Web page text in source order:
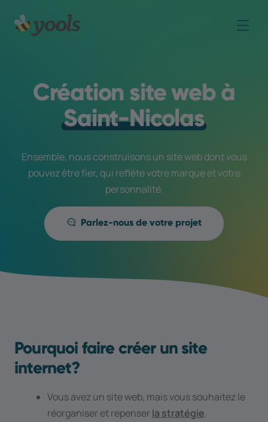
Création site web à
Saint-Nicolas
Ensemble, nous construisons un site web dont vous
pouvez être fier, qui reflète votre marque et votre
personnalité.
Parlez-nous de votre projet
Pourquoi faire créer un site
internet?
Vous avez un site web, mais vous souhaitez le
réorganiser et repenser la stratégie.